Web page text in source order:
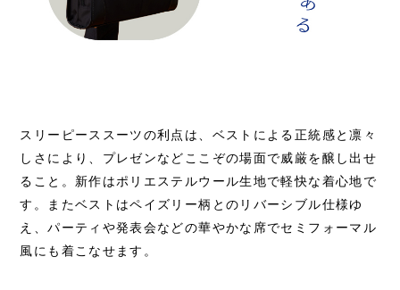
スリーピーススーツの利点は、ベストによる正統感と凛々
しさにより、プレゼンなどここぞの場面で威厳を醸し出せ
ること。新作はポリエステルウール生地で軽快な着心地で
す。またベストはペイズリー柄とのリバーシブル仕様ゆ
え、パーティや発表会などの華やかな席でセミフォーマル
風にも着こなせます。